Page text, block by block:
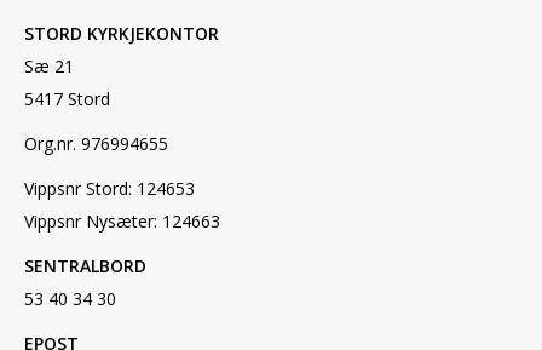
STORD KYRKJEKONTOR
Sæ 21
5417 Stord
Org.nr. 976994655
Vippsnr Stord: 124653
Vippsnr Nysæter: 124663
SENTRALBORD
53 40 34 30
EPOST